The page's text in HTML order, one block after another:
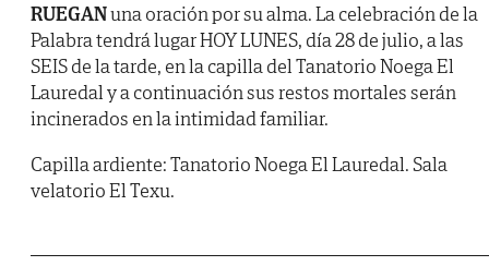
RUEGANuna oración por su alma. La celebración de la
Palabra tendrá lugar HOY LUNES, día 28 de julio, a las
SEIS de la tarde, en la capilla del Tanatorio Noega El
Lauredal y a continuación sus restos mortales serán
incinerados en la intimidad familiar.
Capilla ardiente: Tanatorio Noega El Lauredal. Sala
velatorio El Texu.